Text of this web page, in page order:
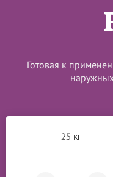
Готовая к
25 кг